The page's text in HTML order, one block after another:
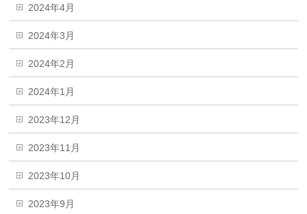
2024年4月
2024年3月
2024年2月
2024年1月
2023年12月
2023年11月
2023年10月
2023年9月